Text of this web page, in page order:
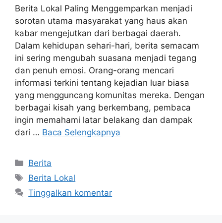
Berita Lokal Paling Menggemparkan menjadi
sorotan utama masyarakat yang haus akan
kabar mengejutkan dari berbagai daerah.
Dalam kehidupan sehari-hari, berita semacam
ini sering mengubah suasana menjadi tegang
dan penuh emosi. Orang-orang mencari
informasi terkini tentang kejadian luar biasa
yang mengguncang komunitas mereka. Dengan
berbagai kisah yang berkembang, pembaca
ingin memahami latar belakang dan dampak
dari … Baca Selengkapnya
Kategori
Berita
Tag
Berita Lokal
Tinggalkan komentar